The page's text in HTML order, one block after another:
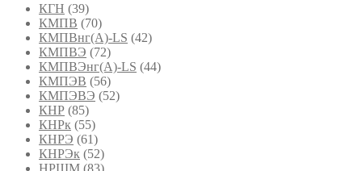
КГН (39)
КМПВ (70)
КМПВнг(А)-LS (42)
КМПВЭ (72)
КМПВЭнг(А)-LS (44)
КМПЭВ (56)
КМПЭВЭ (52)
КНР (85)
КНРк (55)
КНРЭ (61)
КНРЭк (52)
НРШМ (83)